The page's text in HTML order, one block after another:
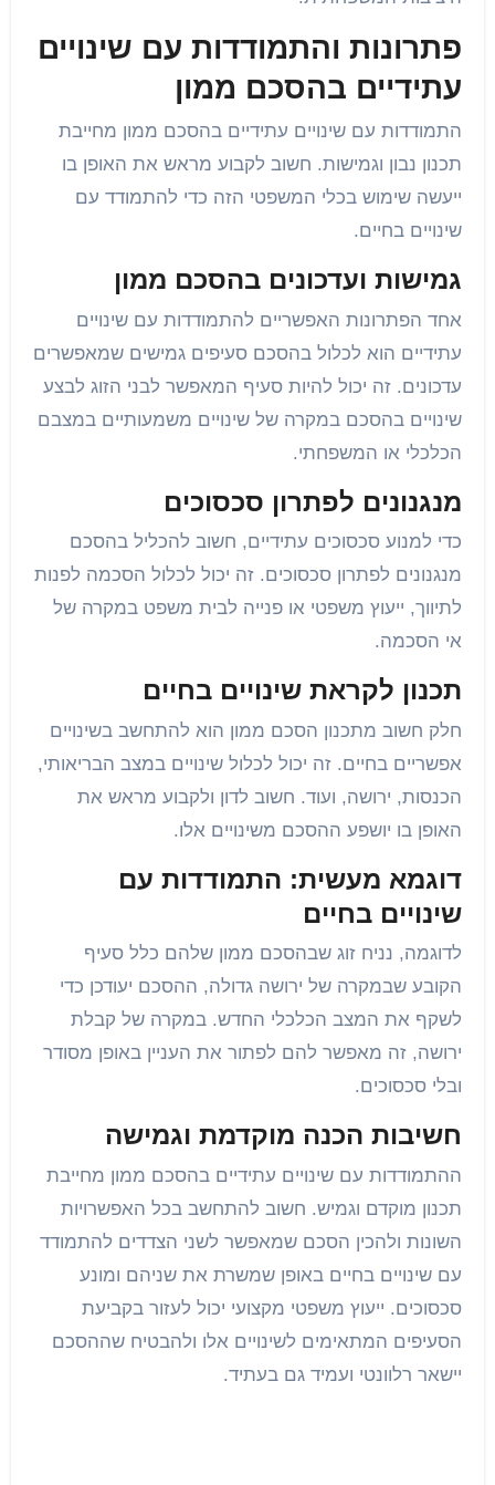
פתרונות והתמודדות עם שינויים
עתידיים בהסכם ממון
התמודדות עם שינויים עתידיים בהסכם ממון מחייבת
תכנון נבון וגמישות. חשוב לקבוע מראש את האופן בו
ייעשה שימוש בכלי המשפטי הזה כדי להתמודד עם
שינויים בחיים.
גמישות ועדכונים בהסכם ממון
אחד הפתרונות האפשריים להתמודדות עם שינויים
עתידיים הוא לכלול בהסכם סעיפים גמישים שמאפשרים
עדכונים. זה יכול להיות סעיף המאפשר לבני הזוג לבצע
שינויים בהסכם במקרה של שינויים משמעותיים במצבם
הכלכלי או המשפחתי.
מנגנונים לפתרון סכסוכים
כדי למנוע סכסוכים עתידיים, חשוב להכליל בהסכם
מנגנונים לפתרון סכסוכים. זה יכול לכלול הסכמה לפנות
לתיווך, ייעוץ משפטי או פנייה לבית משפט במקרה של
אי הסכמה.
תכנון לקראת שינויים בחיים
חלק חשוב מתכנון הסכם ממון הוא להתחשב בשינויים
אפשריים בחיים. זה יכול לכלול שינויים במצב הבריאותי,
הכנסות, ירושה, ועוד. חשוב לדון ולקבוע מראש את
האופן בו יושפע ההסכם משינויים אלו.
דוגמא מעשית: התמודדות עם
שינויים בחיים
לדוגמה, נניח זוג שבהסכם ממון שלהם כלל סעיף
הקובע שבמקרה של ירושה גדולה, ההסכם יעודכן כדי
לשקף את המצב הכלכלי החדש. במקרה של קבלת
ירושה, זה מאפשר להם לפתור את העניין באופן מסודר
ובלי סכסוכים.
חשיבות הכנה מוקדמת וגמישה
ההתמודדות עם שינויים עתידיים בהסכם ממון מחייבת
תכנון מוקדם וגמיש. חשוב להתחשב בכל האפשרויות
השונות ולהכין הסכם שמאפשר לשני הצדדים להתמודד
עם שינויים בחיים באופן שמשרת את שניהם ומונע
סכסוכים. ייעוץ משפטי מקצועי יכול לעזור בקביעת
הסעיפים המתאימים לשינויים אלו ולהבטיח שההסכם
יישאר רלוונטי ועמיד גם בעתיד.